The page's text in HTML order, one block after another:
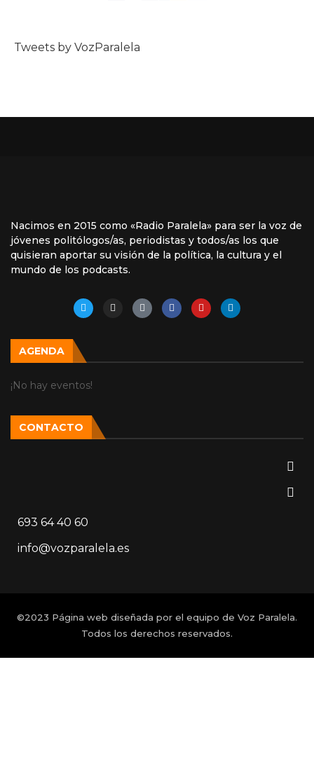
Tweets by VozParalela
Nacimos en 2015 como «Radio Paralela» para ser la voz de
jóvenes politólogos/as, periodistas y todos/as los que
quisieran aportar su visión de la política, la cultura y el
mundo de los podcasts.
AGENDA
¡No hay eventos!
CONTACTO
693 64 40 60
info@vozparalela.es
©2023 Página web diseñada por el equipo de Voz Paralela.
Todos los derechos reservados.